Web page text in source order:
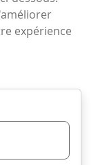
expérience